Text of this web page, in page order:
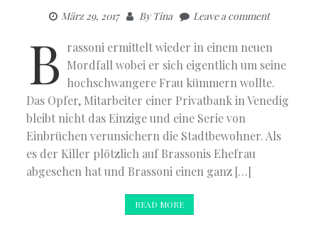
März 29, 2017 ByTina Leave a comment
B rassoni ermittelt wieder in einem neuen
Mordfall wobei er sich eigentlich um seine
hochschwangere Frau kümmern wollte.
Das Opfer, Mitarbeiter einer Privatbank in Venedig
bleibt nicht das Einzige und eine Serie von
Einbrüchen verunsichern die Stadtbewohner. Als
es der Killer plötzlich auf Brassonis Ehefrau
abgesehen hat und Brassoni einen ganz […]
READ MORE